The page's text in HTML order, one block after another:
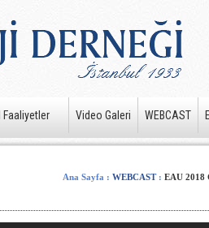
Faaliyetler Video Galeri WEBCAST
Ana Sayfa : WEBCAST: EAU 2018